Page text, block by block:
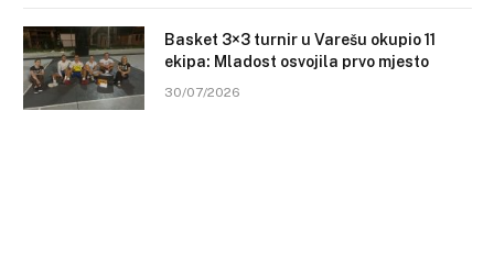
Basket 3×3 turnir u Varešu okupio 11
ekipa: Mladost osvojila prvo mjesto
30/07/2026